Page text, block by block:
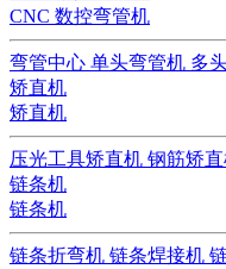
CNC 数控弯管机
弯管中心 单头弯管机 多
矫直机
矫直机
压光工具矫直机 钢筋矫
链条机
链条机
链条折弯机 链条焊接机